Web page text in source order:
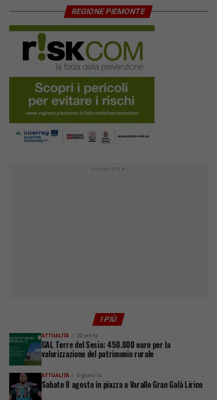
REGIONE PIEMONTE
PUBBLICITÀ
I PIÙ
ATTUALITÀ 22 ore fa
GAL Terre del Sesia: 450.000 euro per la
valorizzazione del patrimonio rurale
ATTUALITÀ 5 giorni fa
Sabato 8 agosto in piazza a Varallo Gran Galà Lirico